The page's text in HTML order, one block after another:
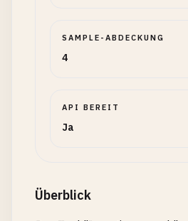
SAMPLE-ABDECKUNG
4
API BEREIT
Ja
Überblick